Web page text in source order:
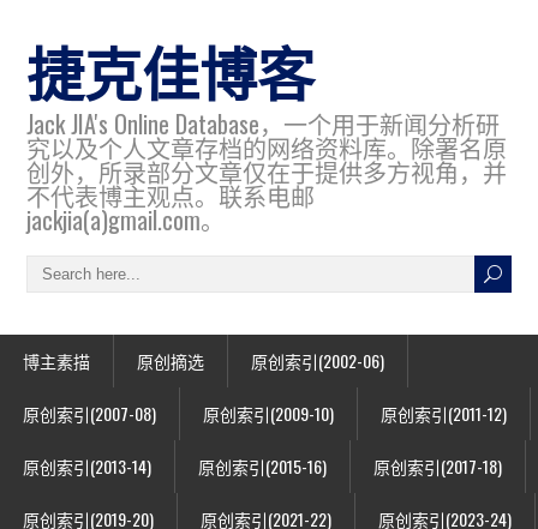
捷克佳博客
Jack JIA's Online Database，一个用于新闻分析研
究以及个人文章存档的网络资料库。除署名原
创外，所录部分文章仅在于提供多方视角，并
不代表博主观点。联系电邮
jackjia(a)gmail.com。
博主素描 原创摘选 原创索引(2002-06)
原创索引(2007-08) 原创索引(2009-10) 原创索引(2011-12)
原创索引(2013-14) 原创索引(2015-16) 原创索引(2017-18)
原创索引(2019-20) 原创索引(2021-22) 原创索引(2023-24)